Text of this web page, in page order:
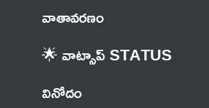
వాతావరణం
🌟 వాట్సాప్ STATUS
వినోదం